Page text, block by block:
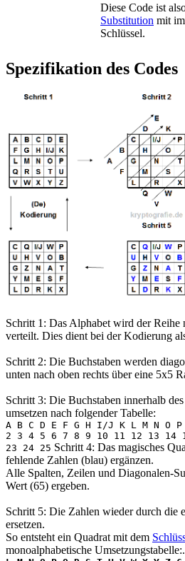
Diese Code ist
Substitution mit
Schlüssel.
Spezifikation des Codes
Schritt 1: Das Alphabet wird der Reihe
verteilt. Dies dient bei der Kodierung
Schritt 2: Die Buchstaben werden
unten nach oben rechts über eine 5x5
Schritt 3: Die Buchstaben innerhalb
umsetzen nach folgender Tabelle:
A B C D E F G H I/J K L M N O P
2 3 4 5 6 7 8 9 10 11 12 13 14
23 24 25 Schritt 4: Das magisches
fehlende Zahlen (blau) ergänzen.
Alle Spalten, Zeilen und Diagonalen-
Wert (65) ergeben.
Schritt 5: Die Zahlen wieder durch die
ersetzen.
So entsteht ein Quadrat mit dem
monoalphabetische Umsetzungstabelle:.